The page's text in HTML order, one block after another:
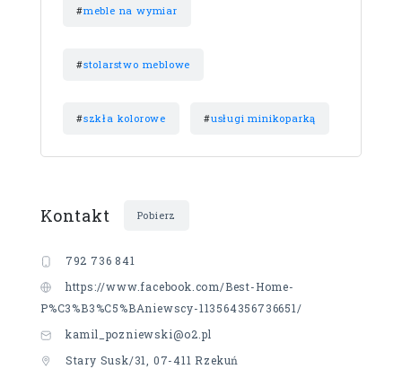
#meble na wymiar
#stolarstwo meblowe
#szkła kolorowe #usługi minikoparką
Kontakt Pobierz
792 736 841
https://www.facebook.com/Best-Home-
P%C3%B3%C5%BAniewscy-113564356736651/
kamil_pozniewski@o2.pl
Stary Susk/31, 07-411 Rzekuń